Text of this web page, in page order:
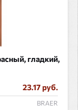
гладкий,
23.17 руб.
BRAER